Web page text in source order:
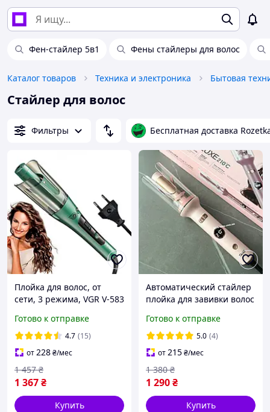
Фен-стайлер 5в1 Фены стайлеры для волос
Каталог товаров Техника и электроника Бытовая
Стайлер для волос
Фильтры Бесплатная доставка
Плойка для волос, от
сети, 3 режима, VGR V-583
автоматической завивки
волос
Готово к отправке
4.7 (15)
от228₴/мес
1 367₴
1 457 ₴
Купить
Автоматический стайлер
плойка для завивки волос
покрытием DSP 20249 с
LED дисплеем Розовый
Готово к отправке
5.0 (4)
от215₴/мес
1 290₴
1 380 ₴
Купить